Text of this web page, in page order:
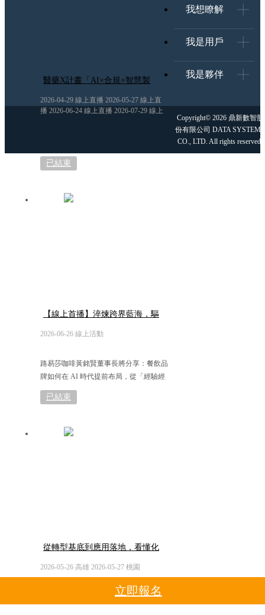
立即報名
醫藥X計畫「AI×合規×智慧製
造」的跨界解題
2026-04-29 線上直播 2026-05-27 線上直
播 2026-06-24 線上直播 2026-07-29 線上
已結束
【線上首播】淬煉跨界藍海，驅
2026-06-26 線上活動
路易莎咖啡黃銘賢董事長將分享：餐飲品
牌如何在 AI 時代提前布局，從「經驗經
營」走向「制度管理」，奠定成長關鍵基
礎
已結束
從轉型基底到應用落地，看懂化
工廠下一哩路
2026-05-26 高雄 2026-05-27 桃園
我想瞭解
我是用戶
我是夥伴
Copyright© 2026 鼎新數智股
份有限公司 DATA SYSTEMS
CO., LTD. All rights reserved.